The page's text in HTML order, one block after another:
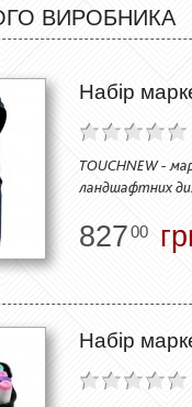
ВИРОБНИКА
Набір
TOUCHNEW -
ландшафтних
82700
Набір